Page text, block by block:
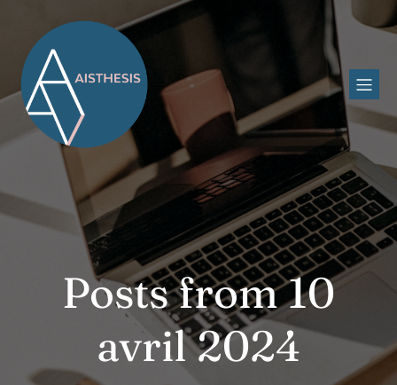
Posts from 10
avril 2024